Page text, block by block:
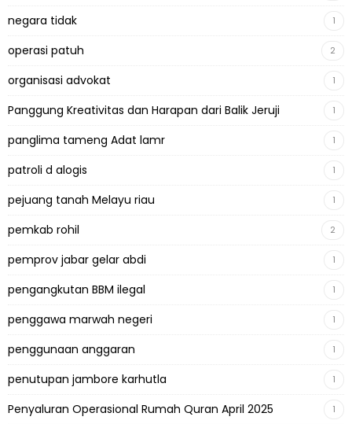
negara tidak 1
operasi patuh 2
organisasi advokat 1
Panggung Kreativitas dan Harapan dari Balik Jeruji 1
panglima tameng Adat lamr 1
patroli d alogis 1
pejuang tanah Melayu riau 1
pemkab rohil 2
pemprov jabar gelar abdi 1
pengangkutan BBM ilegal 1
penggawa marwah negeri 1
penggunaan anggaran 1
penutupan jambore karhutla 1
Penyaluran Operasional Rumah Quran April 2025 1